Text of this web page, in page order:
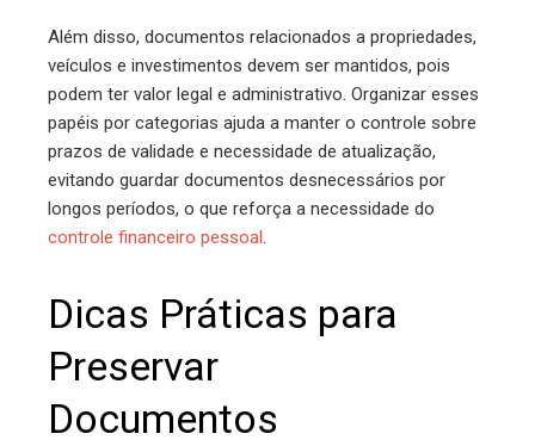
Além disso, documentos relacionados a propriedades,
veículos e investimentos devem ser mantidos, pois
podem ter valor legal e administrativo. Organizar esses
papéis por categorias ajuda a manter o controle sobre
prazos de validade e necessidade de atualização,
evitando guardar documentos desnecessários por
longos períodos, o que reforça a necessidade do
controle financeiro pessoal.
Dicas Práticas para
Preservar
Documentos